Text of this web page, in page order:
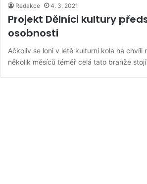
Redakce 4. 3. 2021
Projekt Dělníci kultury
osobnosti
Ačkoliv se loni v létě kulturní kola na chvíli
několik měsíců téměř celá tato branže